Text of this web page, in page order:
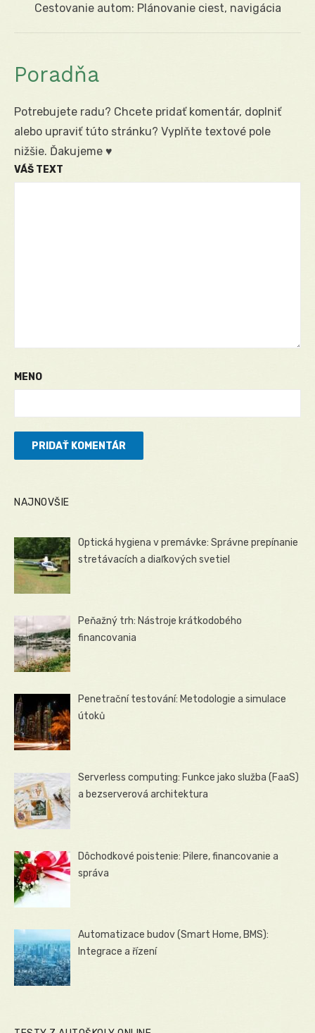
Next
Cestovanie autom: Plánovanie ciest, navigácia
Poradňa
Potrebujete radu? Chcete pridať komentár, doplniť
alebo upraviť túto stránku? Vyplňte textové pole
nižšie. Ďakujeme ♥
VÁŠ TEXT
MENO
NAJNOVŠIE
Optická hygiena v premávke: Správne prepínanie
stretávacích a diaľkových svetiel
Peňažný trh: Nástroje krátkodobého
financovania
Penetrační testování: Metodologie a simulace
útoků
Serverless computing: Funkce jako služba (FaaS)
a bezserverová architektura
Dôchodkové poistenie: Pilere, financovanie a
správa
Automatizace budov (Smart Home, BMS):
Integrace a řízení